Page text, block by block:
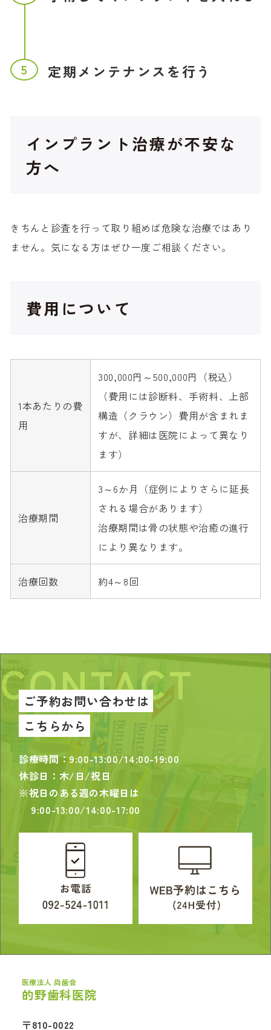
5 定期メンテナンスを行う
インプラント治療が不安な
方へ
きちんと診査を行って取り組めば危険な治療ではあり
ません。気になる方はぜひ一度ご相談ください。
費用について
1本あたりの費
用
300,000円～500,000円（税込）
（費用には診断料、手術料、上部
構造（クラウン）費用が含まれま
すが、詳細は医院によって異なり
ます）
治療期間
3～6か月（症例によりさらに延長
される場合があります）
治療期間は骨の状態や治癒の進行
により異なります。
治療回数 約4～8回
CONTACT
ご予約お問い合わせは
こちらから
診療時間：9:00-13:00/14:00-19:00
休診日：木/日/祝日
※祝日のある週の木曜日は
9:00-13:00/14:00-17:00
医療法人 尚歯会
的野歯科医院
〒810-0022